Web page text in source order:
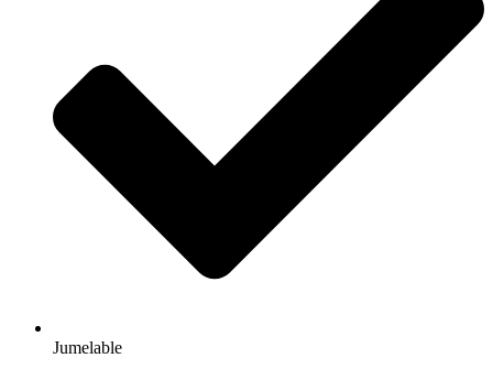
Jumelable